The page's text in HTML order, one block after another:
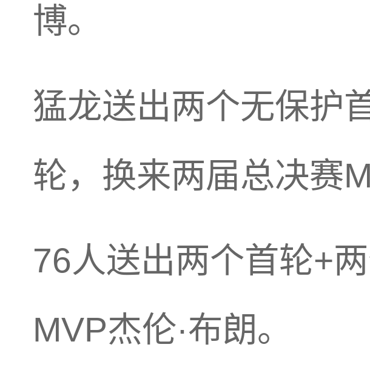
博。
猛龙送出两个无保护
轮，换来两届总决赛
76人送出两个首轮+
MVP杰伦·布朗。